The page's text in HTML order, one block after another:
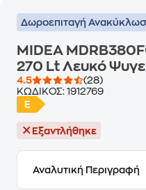
Δωροεπιταγή
MIDEA
270 Lt Λευκό
4.5
(28)
ΚΩΔΙΚΟΣ: 1912769
Εξαντλήθηκε
Αναλυτική Περιγραφή